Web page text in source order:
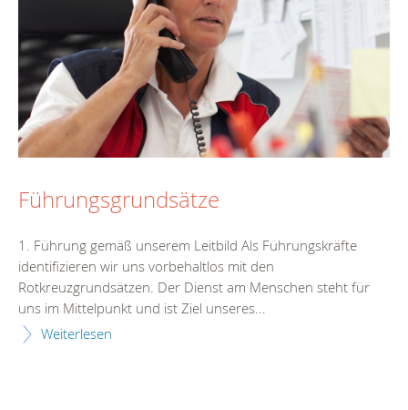
Führungsgrundsätze
1. Führung gemäß unserem Leitbild Als Führungskräfte
identifizieren wir uns vorbehaltlos mit den
Rotkreuzgrundsätzen. Der Dienst am Menschen steht für
uns im Mittelpunkt und ist Ziel unseres...
Weiterlesen